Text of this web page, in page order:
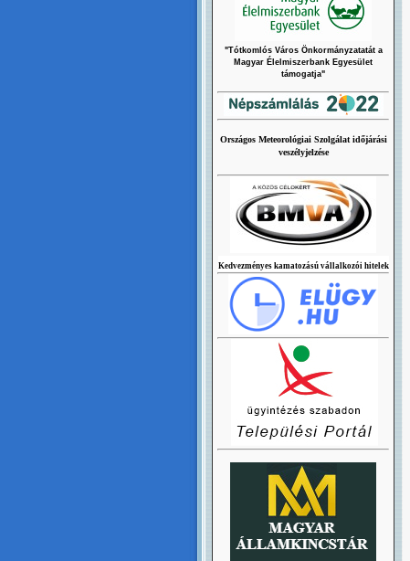
"Tótkomlós Város Önkormányzatatát a
Magyar Élelmiszerbank Egyesület
támogatja"
Országos Meteorológiai Szolgálat időjárási
veszélyjelzése
Kedvezményes kamatozású vállalkozói hitelek